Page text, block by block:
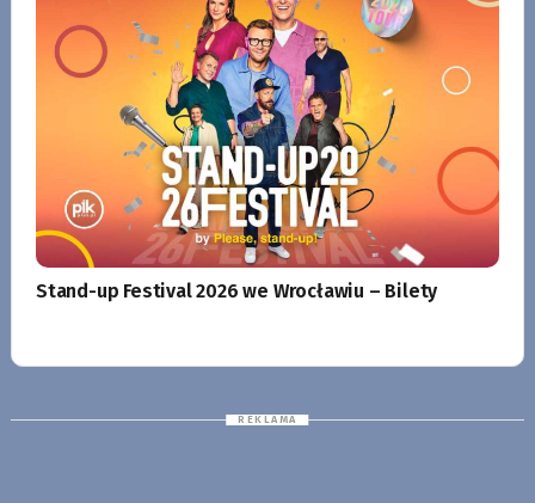
Stand-up Festival 2026 we Wrocławiu – Bilety